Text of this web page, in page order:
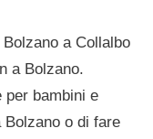
a Collalbo
a Bolzano.
per bambini e
Bolzano o di fare